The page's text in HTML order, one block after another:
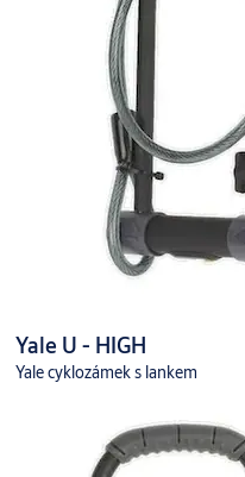
Yale U - HIGH
Yale cyklozámek s lankem